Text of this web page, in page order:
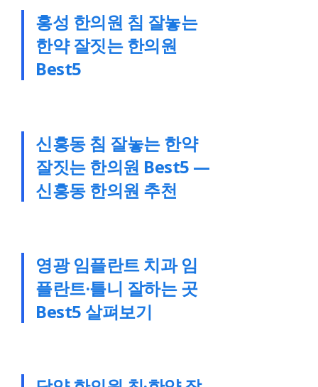
홍성 한의원 침 잘놓는
한약 잘짓는 한의원
Best5
신흥동 침 잘놓는 한약
잘짓는 한의원 Best5 —
신흥동 한의원 추천
영광 임플란트 치과 임
플란트·틀니 잘하는 곳
Best5 살펴보기